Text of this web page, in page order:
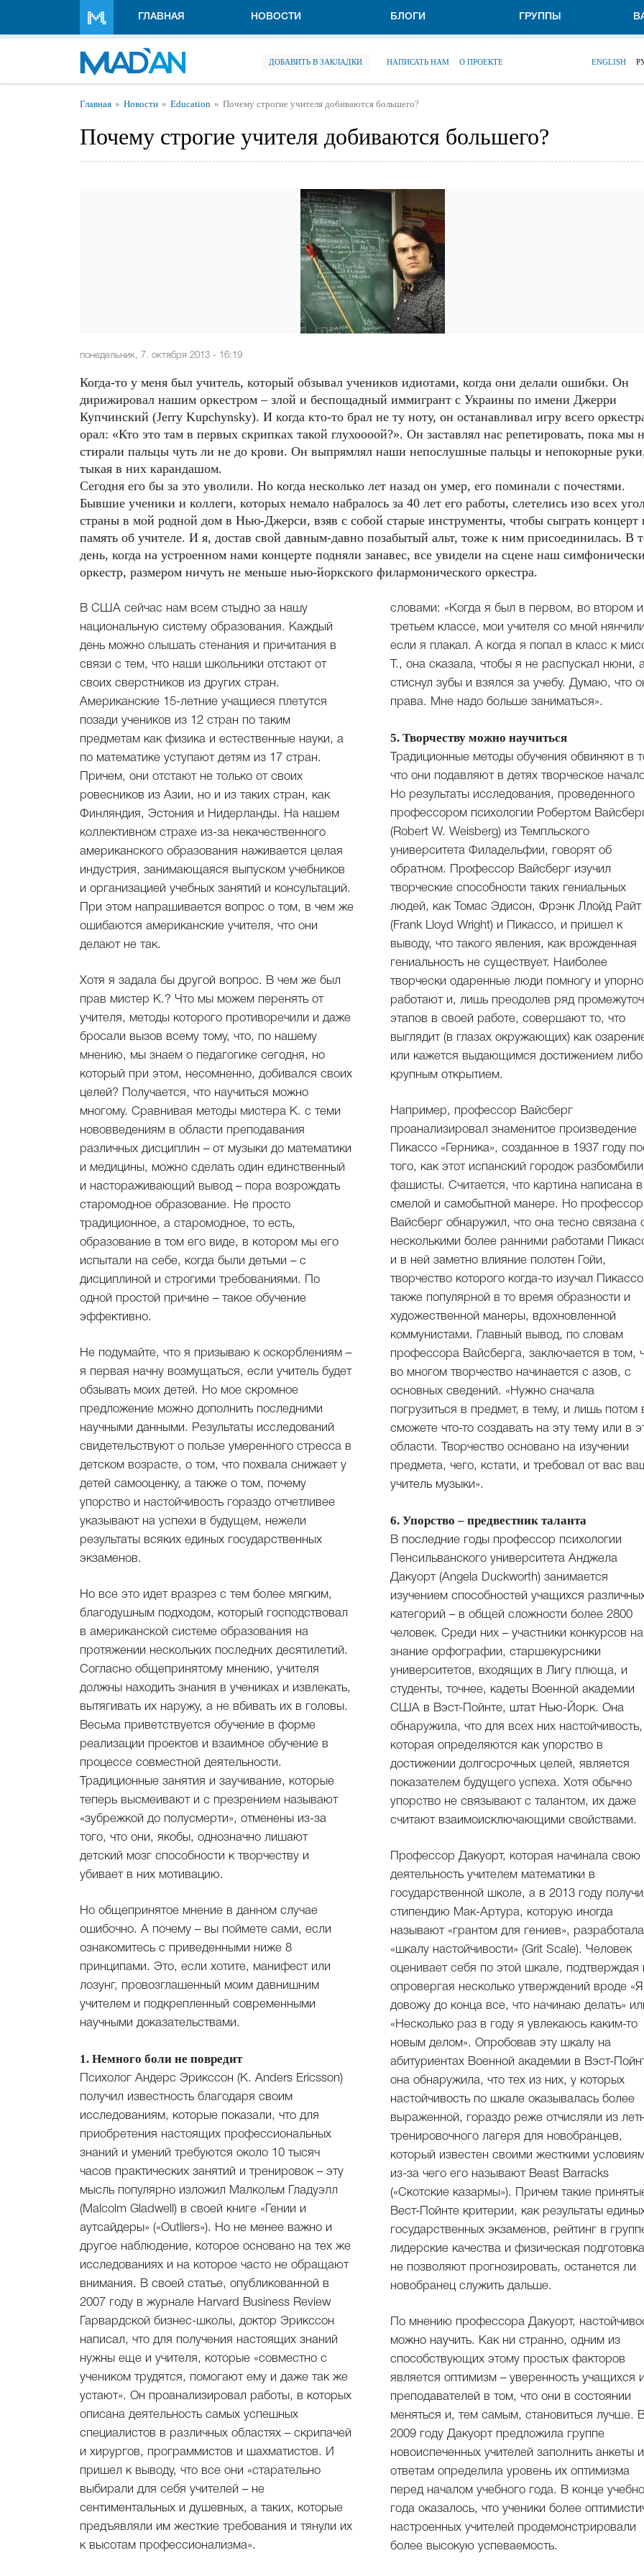
ГЛАВНАЯ НОВОСТИ БЛОГИ ГРУППЫ
ДОБАВИТЬ В ЗАКЛАДКИ НАПИСАТЬ НАМ О ПРОЕКТЕ ENGLISH
Вы здесь
Главная Новости Education Почему строгие учителя добиваются большего?
Почему строгие учителя добиваются большего?
понедельник, 7. октября 2013 - 16:19
Когда-то у меня был учитель, который обзывал учеников идиотами, когда они делали ошибки. Он
дирижировал нашим оркестром – злой и беспощадный иммигрант с Украины по имени Джерри
Купчинский (Jerry Kupchynsky). И когда кто-то брал не ту ноту, он останавливал игру всего
орал: «Кто это там в первых скрипках такой глухоооой?». Он заставлял нас репетировать, пока мы
стирали пальцы чуть ли не до крови. Он выпрямлял наши непослушные пальцы и непокорные руки,
тыкая в них карандашом.
Сегодня его бы за это уволили. Но когда несколько лет назад он умер, его поминали с почестями.
Бывшие ученики и коллеги, которых немало набралось за 40 лет его работы, слетелись изо всех
страны в мой родной дом в Нью-Джерси, взяв с собой старые инструменты, чтобы сыграть концерт
память об учителе. И я, достав свой давным-давно позабытый альт, тоже к ним присоединилась. В
день, когда на устроенном нами концерте подняли занавес, все увидели на сцене наш
оркестр, размером ничуть не меньше нью-йоркского филармонического оркестра.
В США сейчас нам всем стыдно за нашу
национальную систему образования. Каждый
день можно слышать стенания и причитания в
связи с тем, что наши школьники отстают от
своих сверстников из других стран.
Американские 15-летние учащиеся плетутся
позади учеников из 12 стран по таким
предметам как физика и естественные науки, а
по математике уступают детям из 17 стран.
Причем, они отстают не только от своих
ровесников из Азии, но и из таких стран, как
Финляндия, Эстония и Нидерланды. На нашем
коллективном страхе из-за некачественного
американского образования наживается целая
индустрия, занимающаяся выпуском учебников
и организацией учебных занятий и консультаций.
При этом напрашивается вопрос о том, в чем же
ошибаются американские учителя, что они
делают не так.
Хотя я задала бы другой вопрос. В чем же был
прав мистер К.? Что мы можем перенять от
учителя, методы которого противоречили и даже
бросали вызов всему тому, что, по нашему
мнению, мы знаем о педагогике сегодня, но
который при этом, несомненно, добивался своих
целей? Получается, что научиться можно
многому. Сравнивая методы мистера К. с теми
нововведениям в области преподавания
различных дисциплин – от музыки до математики
и медицины, можно сделать один единственный
и настораживающий вывод – пора возрождать
старомодное образование. Не просто
традиционное, а старомодное, то есть,
образование в том его виде, в котором мы его
испытали на себе, когда были детьми – с
дисциплиной и строгими требованиями. По
одной простой причине – такое обучение
эффективно.
Не подумайте, что я призываю к оскорблениям –
я первая начну возмущаться, если учитель будет
обзывать моих детей. Но мое скромное
предложение можно дополнить последними
научными данными. Результаты исследований
свидетельствуют о пользе умеренного стресса в
детском возрасте, о том, что похвала снижает у
детей самооценку, а также о том, почему
упорство и настойчивость гораздо отчетливее
указывают на успехи в будущем, нежели
результаты всяких единых государственных
экзаменов.
Но все это идет вразрез с тем более мягким,
благодушным подходом, который господствовал
в американской системе образования на
протяжении нескольких последних десятилетий.
Согласно общепринятому мнению, учителя
должны находить знания в учениках и извлекать,
вытягивать их наружу, а не вбивать их в головы.
Весьма приветствуется обучение в форме
реализации проектов и взаимное обучение в
процессе совместной деятельности.
Традиционные занятия и заучивание, которые
теперь высмеивают и с презрением называют
«зубрежкой до полусмерти», отменены из-за
того, что они, якобы, однозначно лишают
детский мозг способности к творчеству и
убивает в них мотивацию.
Но общепринятое мнение в данном случае
ошибочно. А почему – вы поймете сами, если
ознакомитесь с приведенными ниже 8
принципами. Это, если хотите, манифест или
лозунг, провозглашенный моим давнишним
учителем и подкрепленный современными
научными доказательствами.
1. Немного боли не повредит
Психолог Андерс Эрикссон (K. Anders Ericsson)
получил известность благодаря своим
исследованиям, которые показали, что для
приобретения настоящих профессиональных
знаний и умений требуются около 10 тысяч
часов практических занятий и тренировок – эту
мысль популярно изложил Малкольм Гладуэлл
(Malcolm Gladwell) в своей книге «Гении и
аутсайдеры» («Outliers»). Но не менее важно и
другое наблюдение, которое основано на тех же
исследованиях и на которое часто не обращают
внимания. В своей статье, опубликованной в
2007 году в журнале Harvard Business Review
Гарвардской бизнес-школы, доктор Эрикссон
написал, что для получения настоящих знаний
нужны еще и учителя, которые «совместно с
учеником трудятся, помогают ему и даже так же
устают». Он проанализировал работы, в которых
описана деятельность самых успешных
специалистов в различных областях – скрипачей
и хирургов, программистов и шахматистов. И
пришел к выводу, что все они «старательно
выбирали для себя учителей – не
сентиментальных и душевных, а таких, которые
предъявляли им жесткие требования и тянули их
к высотам профессионализма».
словами: «Когда я был в первом, во втором
третьем классе, мои учителя со мной
если я плакал. А когда я попал в класс к
Т., она сказала, чтобы я не распускал нюни,
стиснул зубы и взялся за учебу. Думаю, что
права. Мне надо больше заниматься».
5. Творчеству можно научиться
Традиционные методы обучения обвиняют в
что они подавляют в детях творческое
Но результаты исследования, проведенного
профессором психологии Робертом
(Robert W. Weisberg) из Темпльского
университета Филадельфии, говорят об
обратном. Профессор Вайсберг изучил
творческие способности таких гениальных
людей, как Томас Эдисон, Фрэнк Ллойд Райт
(Frank Lloyd Wright) и Пикассо, и пришел к
выводу, что такого явления, как врожденная
гениальность не существует. Наиболее
творчески одаренные люди помногу и упорно
работают и, лишь преодолев ряд
этапов в своей работе, совершают то, что
выглядит (в глазах окружающих) как
или кажется выдающимся достижением либо
крупным открытием.
Например, профессор Вайсберг
проанализировал знаменитое произведение
Пикассо «Герника», созданное в 1937 году
того, как этот испанский городок разбомбили
фашисты. Считается, что картина написана в
смелой и самобытной манере. Но профессор
Вайсберг обнаружил, что она тесно связана
несколькими более ранними работами
и в ней заметно влияние полотен Гойи,
творчество которого когда-то изучал
также популярной в то время образности и
художественной манеры, вдохновленной
коммунистами. Главный вывод, по словам
профессора Вайсберга, заключается в том,
во многом творчество начинается с азов, с
основных сведений. «Нужно сначала
погрузиться в предмет, в тему, и лишь потом
сможете что-то создавать на эту тему или в
области. Творчество основано на изучении
предмета, чего, кстати, и требовал от вас
учитель музыки».
6. Упорство – предвестник таланта
В последние годы профессор психологии
Пенсильванского университета Анджела
Дакуорт (Angela Duckworth) занимается
изучением способностей учащихся
категорий – в общей сложности более 2800
человек. Среди них – участники конкурсов на
знание орфографии, старшекурсники
университетов, входящих в Лигу плюща, и
студенты, точнее, кадеты Военной академии
США в Вэст-Пойнте, штат Нью-Йорк. Она
обнаружила, что для всех них настойчивость,
которая определяются как упорство в
достижении долгосрочных целей, является
показателем будущего успеха. Хотя обычно
упорство не связывают с талантом, их даже
считают взаимоисключающими свойствами.
Профессор Дакуорт, которая начинала свою
деятельность учителем математики в
государственной школе, а в 2013 году
стипендию Мак-Артура, которую иногда
называют «грантом для гениев», разработала
«шкалу настойчивости» (Grit Scale). Человек
оценивает себя по этой шкале, подтверждая
опровергая несколько утверждений вроде «Я
довожу до конца все, что начинаю делать»
«Несколько раз в году я увлекаюсь каким-то
новым делом». Опробовав эту шкалу на
абитуриентах Военной академии в Вэст-
она обнаружила, что тех из них, у которых
настойчивость по шкале оказывалась более
выраженной, гораздо реже отчисляли из
тренировочного лагеря для новобранцев,
который известен своими жесткими
из-за чего его называют Beast Barracks
(«Скотские казармы»). Причем такие
Вест-Пойнте критерии, как результаты
государственных экзаменов, рейтинг в
лидерские качества и физическая
не позволяют прогнозировать, останется ли
новобранец служить дальше.
По мнению профессора Дакуорт,
можно научить. Как ни странно, одним из
способствующих этому простых факторов
является оптимизм – уверенность учащихся и
преподавателей в том, что они в состоянии
меняться и, тем самым, становиться лучше.
2009 году Дакуорт предложила группе
новоиспеченных учителей заполнить анкеты
ответам определила уровень их оптимизма
перед началом учебного года. В конце
года оказалось, что ученики более
настроенных учителей продемонстрировали
более высокую успеваемость.